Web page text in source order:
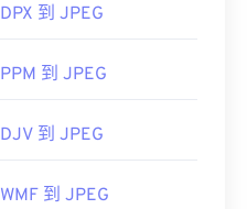
DPX 到 JPEG
PPM 到 JPEG
DJV 到 JPEG
WMF 到 JPEG